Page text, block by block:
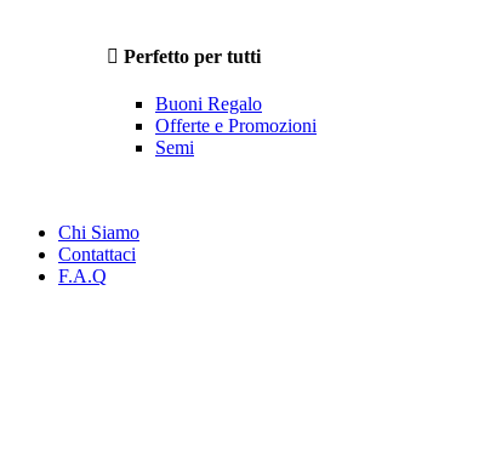
Perfetto per tutti
Buoni Regalo
Offerte e Promozioni
Semi
Chi Siamo
Contattaci
F.A.Q